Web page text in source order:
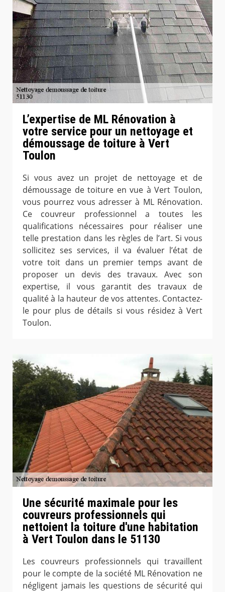
L’expertise de ML Rénovation à
votre service pour un nettoyage et
démoussage de toiture à Vert
Toulon
Si vous avez un projet de nettoyage et de
démoussage de toiture en vue à Vert Toulon,
vous pourrez vous adresser à ML Rénovation.
Ce couvreur professionnel a toutes les
qualifications nécessaires pour réaliser une
telle prestation dans les règles de l’art. Si vous
sollicitez ses services, il va évaluer l’état de
votre toit dans un premier temps avant de
proposer un devis des travaux. Avec son
expertise, il vous garantit des travaux de
qualité à la hauteur de vos attentes. Contactez-
le pour plus de détails si vous résidez à Vert
Toulon.
Une sécurité maximale pour les
couvreurs professionnels qui
nettoient la toiture d'une habitation
à Vert Toulon dans le 51130
Les couvreurs professionnels qui travaillent
pour le compte de la société ML Rénovation ne
négligent jamais les questions de sécurité qui